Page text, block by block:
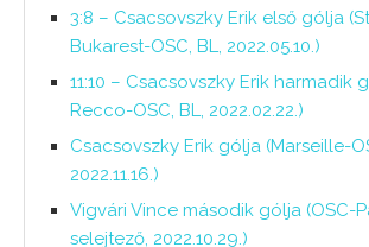
3:8 – Csacsovszky Erik első gólja
Bukarest-OSC, BL, 2022.05.10.)
11:10 – Csacsovszky Erik harmadik
Recco-OSC, BL, 2022.02.22.)
Csacsovszky Erik gólja (Marseille-
2022.11.16.)
Vigvári Vince második gólja (OSC-
selejtező, 2022.10.29.)